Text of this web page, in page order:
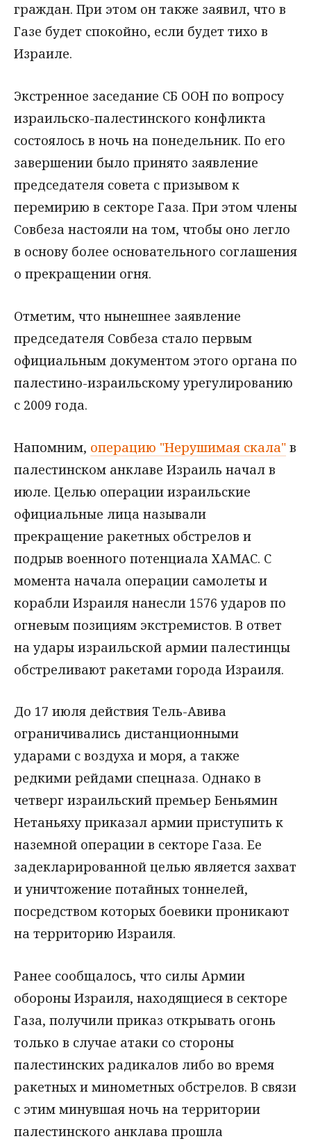
граждан. При этом он также заявил, что в
Газе будет спокойно, если будет тихо в
Израиле.
Экстренное заседание СБ ООН по вопросу
израильско-палестинского конфликта
состоялось в ночь на понедельник. По его
завершении было принято заявление
председателя совета с призывом к
перемирию в секторе Газа. При этом члены
Совбеза настояли на том, чтобы оно легло
в основу более основательного соглашения
о прекращении огня.
Отметим, что нынешнее заявление
председателя Совбеза стало первым
официальным документом этого органа по
палестино-израильскому урегулированию
с 2009 года.
Напомним, операцию "Нерушимая скала" в
палестинском анклаве Израиль начал в
июле. Целью операции израильские
официальные лица называли
прекращение ракетных обстрелов и
подрыв военного потенциала ХАМАС. С
момента начала операции самолеты и
корабли Израиля нанесли 1576 ударов по
огневым позициям экстремистов. В ответ
на удары израильской армии палестинцы
обстреливают ракетами города Израиля.
До 17 июля действия Тель-Авива
ограничивались дистанционными
ударами с воздуха и моря, а также
редкими рейдами спецназа. Однако в
четверг израильский премьер Беньямин
Нетаньяху приказал армии приступить к
наземной операции в секторе Газа. Ее
задекларированной целью является захват
и уничтожение потайных тоннелей,
посредством которых боевики проникают
на территорию Израиля.
Ранее сообщалось, что силы Армии
обороны Израиля, находящиеся в секторе
Газа, получили приказ открывать огонь
только в случае атаки со стороны
палестинских радикалов либо во время
ракетных и минометных обстрелов. В связи
с этим минувшая ночь на территории
палестинского анклава прошла